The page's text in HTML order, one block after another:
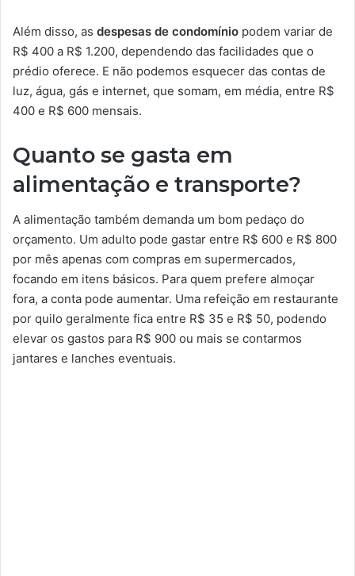
Além disso, as despesas de condomínio podem variar de
R$ 400 a R$ 1.200, dependendo das facilidades que o
prédio oferece. E não podemos esquecer das contas de
luz, água, gás e internet, que somam, em média, entre R$
400 e R$ 600 mensais.
Quanto se gasta em
alimentação e transporte?
A alimentação também demanda um bom pedaço do
orçamento. Um adulto pode gastar entre R$ 600 e R$ 800
por mês apenas com compras em supermercados,
focando em itens básicos. Para quem prefere almoçar
fora, a conta pode aumentar. Uma refeição em restaurante
por quilo geralmente fica entre R$ 35 e R$ 50, podendo
elevar os gastos para R$ 900 ou mais se contarmos
jantares e lanches eventuais.